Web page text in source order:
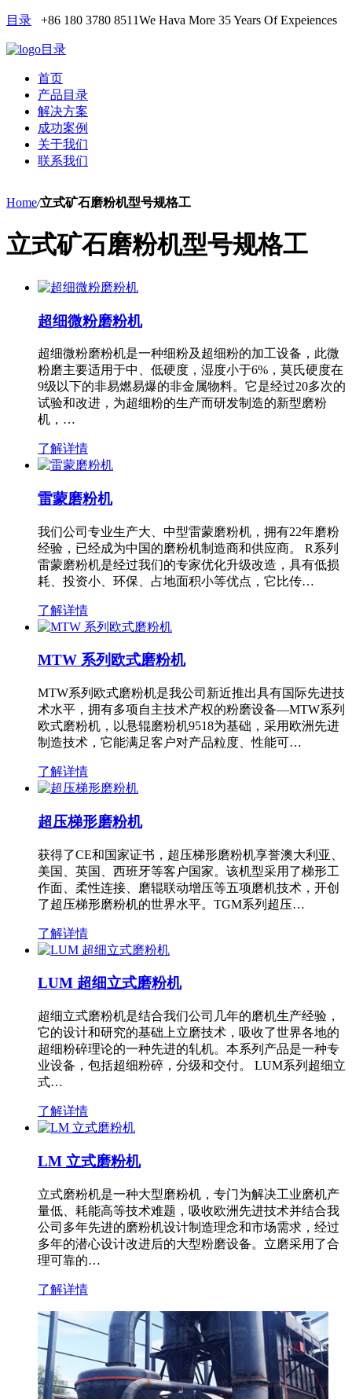
目录 +86 180 3780 8511We Hava More 35 Years Of Expeiences
目录
首页
产品目录
解决方案
成功案例
关于我们
联系我们
Home/立式矿石磨粉机型号规格工
立式矿石磨粉机型号规格工
超细微粉磨粉机
超细微粉磨粉机是一种细粉及超细粉的加工设备，此微
粉磨主要适用于中、低硬度，湿度小于6%，莫氏硬度在
9级以下的非易燃易爆的非金属物料。它是经过20多次的
试验和改进，为超细粉的生产而研发制造的新型磨粉
机，…
了解详情
雷蒙磨粉机
我们公司专业生产大、中型雷蒙磨粉机，拥有22年磨粉
经验，已经成为中国的磨粉机制造商和供应商。 R系列
雷蒙磨粉机是经过我们的专家优化升级改造，具有低损
耗、投资小、环保、占地面积小等优点，它比传…
了解详情
MTW 系列欧式磨粉机
MTW系列欧式磨粉机是我公司新近推出具有国际先进技
术水平，拥有多项自主技术产权的粉磨设备—MTW系列
欧式磨粉机，以悬辊磨粉机9518为基础，采用欧洲先进
制造技术，它能满足客户对产品粒度、性能可…
了解详情
超压梯形磨粉机
获得了CE和国家证书，超压梯形磨粉机享誉澳大利亚、
美国、英国、西班牙等客户国家。该机型采用了梯形工
作面、柔性连接、磨辊联动增压等五项磨机技术，开创
了超压梯形磨粉机的世界水平。TGM系列超压…
了解详情
LUM 超细立式磨粉机
超细立式磨粉机是结合我们公司几年的磨机生产经验，
它的设计和研究的基础上立磨技术，吸收了世界各地的
超细粉碎理论的一种先进的轧机。本系列产品是一种专
业设备，包括超细粉碎，分级和交付。 LUM系列超细立
式…
了解详情
LM 立式磨粉机
立式磨粉机是一种大型磨粉机，专门为解决工业磨机产
量低、耗能高等技术难题，吸收欧洲先进技术并结合我
公司多年先进的磨粉机设计制造理念和市场需求，经过
多年的潜心设计改进后的大型粉磨设备。立磨采用了合
理可靠的…
了解详情